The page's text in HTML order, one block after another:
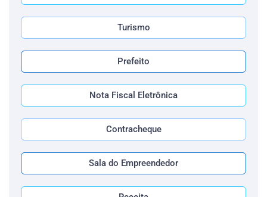
Turismo
Prefeito
Nota Fiscal Eletrônica
Contracheque
Sala do Empreendedor